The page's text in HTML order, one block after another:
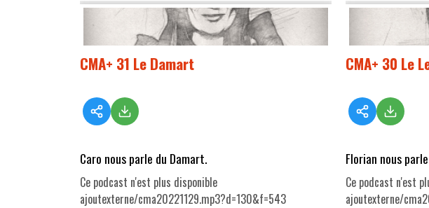
CMA+ 31 Le Damart
Caro nous parle du Damart.
Ce podcast n'est plus disponible
ajoutexterne/cma20221129.mp3?d=130&f=543
CMA+ 30 Le
Florian nous
Ce podcast n'est
ajoutexterne/